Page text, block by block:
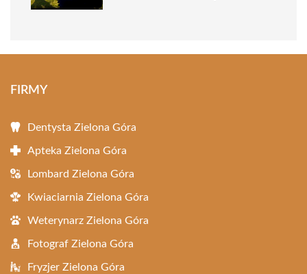
FIRMY
Dentysta Zielona Góra
Apteka Zielona Góra
Lombard Zielona Góra
Kwiaciarnia Zielona Góra
Weterynarz Zielona Góra
Fotograf Zielona Góra
Fryzjer Zielona Góra